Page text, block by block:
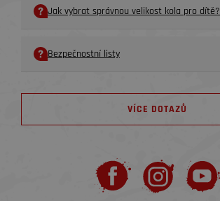
Jak vybrat správnou velikost kola pro dítě?
Bezpečnostní listy
VÍCE DOTAZŮ